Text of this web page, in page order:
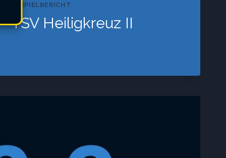
SPIELBERICHT
TSV Heiligkreuz II